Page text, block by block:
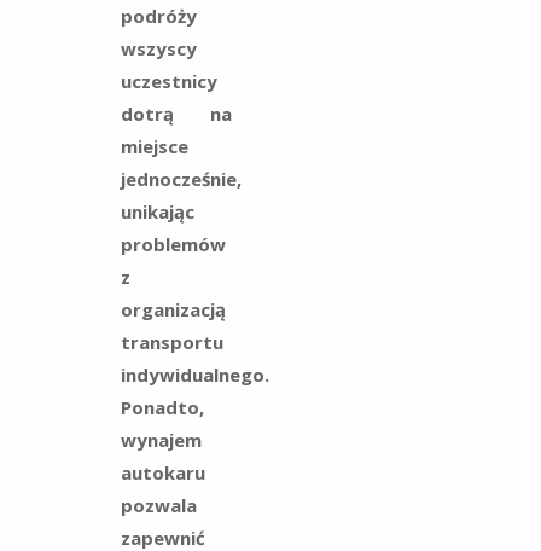
podróży
wszyscy
uczestnicy
dotrą na
miejsce
jednocześnie,
unikając
problemów
z
organizacją
transportu
indywidualnego.
Ponadto,
wynajem
autokaru
pozwala
zapewnić